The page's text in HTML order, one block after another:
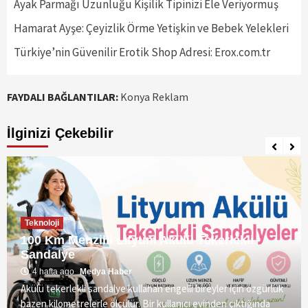
Ayak Parmağı Uzunluğu Kişilik Tipinizi Ele Veriyormuş
Hamarat Ayşe: Çeyizlik Örme Yetişkin ve Bebek Yelekleri
Türkiye’nin Güvenilir Erotik Shop Adresi: Erox.com.tr
FAYDALI BAĞLANTILAR: Konya Reklam
İlginizi Çekebilir
Teknoloji
100 Km Menzilli Lityum Akülü Tekerlekli
Sandalye
4 hafta ago Medya Haber
Akülü tekerlekli sandalye kullanan engelli bireyler için özgürlük
bazen kilometrelerle ölçülür. Bir kullanıcı evinden çıktığında